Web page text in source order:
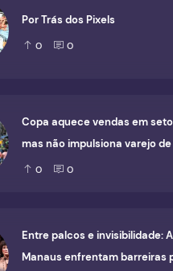
Por Trás dos Pixels
0 0
Copa aquece vendas em
mas não impulsiona varejo
0 0
Entre palcos e invisibilidade:
Manaus enfrentam barreiras